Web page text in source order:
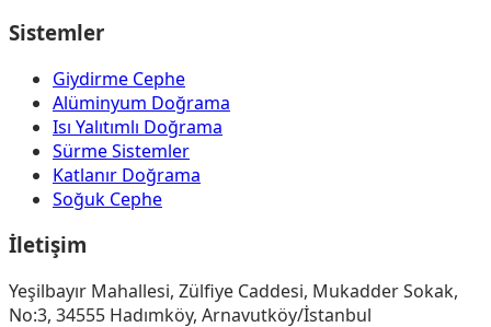
Sistemler
Giydirme Cephe
Alüminyum Doğrama
Isı Yalıtımlı Doğrama
Sürme Sistemler
Katlanır Doğrama
Soğuk Cephe
İletişim
Yeşilbayır Mahallesi, Zülfiye Caddesi, Mukadder Sokak,
No:3, 34555 Hadımköy, Arnavutköy/İstanbul